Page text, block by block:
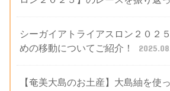
シーガイアトライアスロン２０２
めの移動についてご紹介！
【奄美大島のお土産】大島紬を使